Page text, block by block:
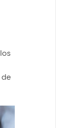
de